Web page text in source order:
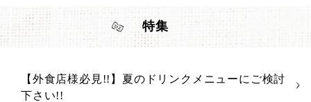
特集
【外食店様必見!!】夏のドリンクメニューにご検討
下さい!!